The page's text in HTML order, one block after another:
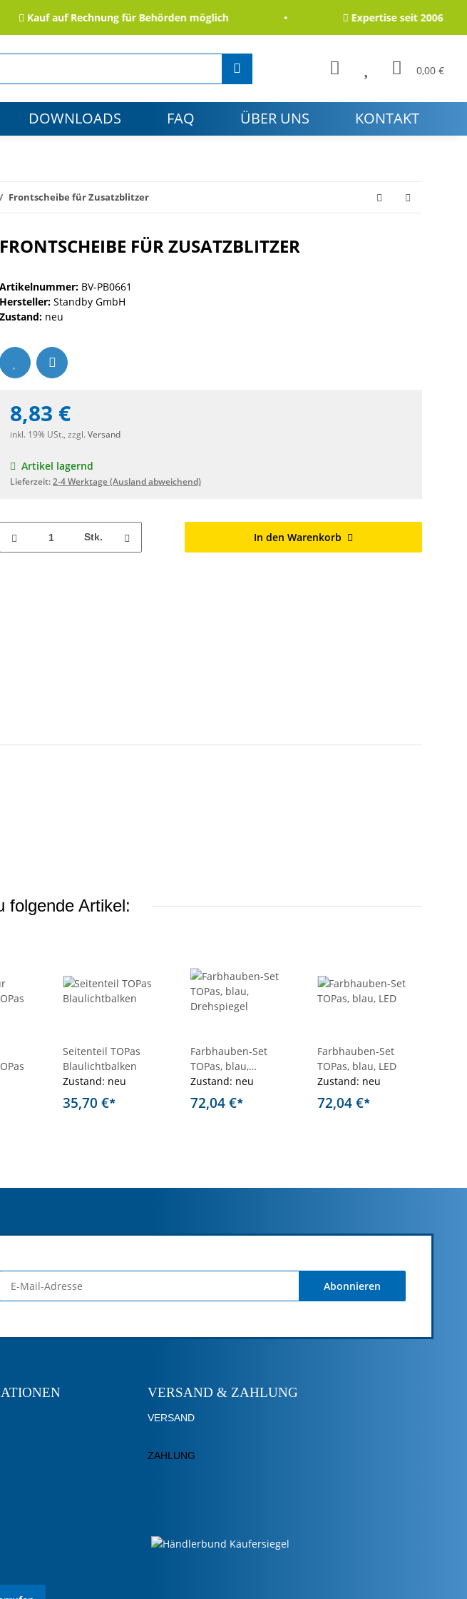
Kauf auf Rechnung für Behörden möglich Expertise seit 2006
0,00 €
DOWNLOADS FAQ ÜBER UNS KONTAKT
Frontscheibe für Zusatzblitzer
FRONTSCHEIBE FÜR ZUSATZBLITZER
Artikelnummer: BV-PB0661
Hersteller: Standby GmbH
Zustand: neu
8,83 €
inkl. 19% USt., zzgl. Versand
Artikel lagernd
Lieferzeit:2-4 Werktage(Ausland abweichend)
Stk. In den Warenkorb
folgende Artikel:
Seitenteil TOPas
Blaulichtbalken
Zustand: neu
35,70 €*
Farbhauben-Set
TOPas, blau,
Drehspiegel
Zustand: neu
72,04 €*
Farbhauben-Set
TOPas, blau, LED
Zustand: neu
72,04 €*
Abonnieren
VERSAND & ZAHLUNG
VERSAND
ZAHLUNG